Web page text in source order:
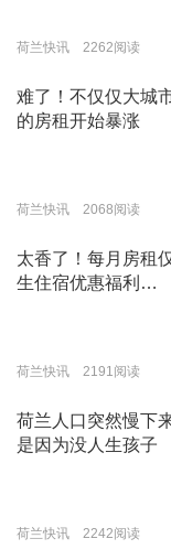
荷兰快讯 2262阅读
难了！不仅仅大城
的房租开始暴涨
荷兰快讯 2068阅读
太香了！每月房租
生住宿优惠福利…
荷兰快讯 2191阅读
荷兰人口突然慢下
是因为没人生孩子
荷兰快讯 2242阅读